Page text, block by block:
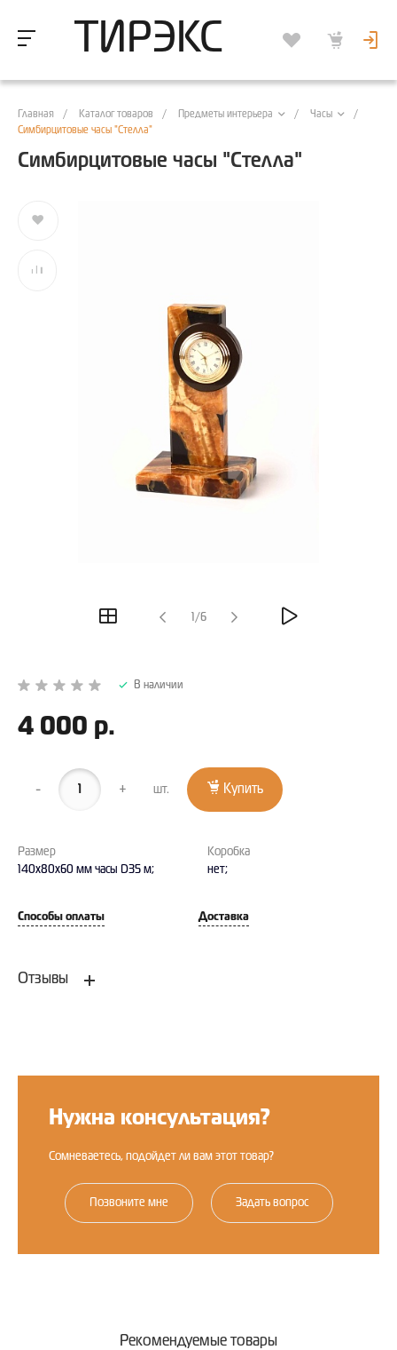
ТИРЭКС
Главная / Каталог товаров / Предметы интерьера / Часы
/
Симбирцитовые часы "Стелла"
Симбирцитовые часы "Стелла"
1/6
В наличии
4 000 р.
- + шт. Купить
Размер
140x80x60 мм часы D35 м;
Коробка
нет;
Способы оплаты Доставка
Отзывы
Нужна консультация?
Сомневаетесь, подойдет ли вам этот товар?
Позвоните мне Задать вопрос
Рекомендуемые товары